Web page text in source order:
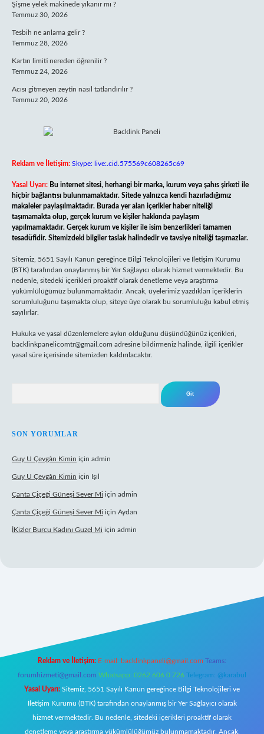
Şişme yelek makinede yıkanır mı ?
Temmuz 30, 2026
Tesbih ne anlama gelir ?
Temmuz 28, 2026
Kartın limiti nereden öğrenilir ?
Temmuz 24, 2026
Acısı gitmeyen zeytin nasıl tatlandırılır ?
Temmuz 20, 2026
Reklam ve İletişim: Skype: live:.cid.575569c608265c69
Yasal Uyarı: Bu internet sitesi, herhangi bir marka, kurum veya şahıs şirketi ile
hiçbir bağlantısı bulunmamaktadır. Sitede yalnızca kendi hazırladığımız
makaleler paylaşılmaktadır. Burada yer alan içerikler haber niteliği
taşımamakta olup, gerçek kurum ve kişiler hakkında paylaşım
yapılmamaktadır. Gerçek kurum ve kişiler ile isim benzerlikleri tamamen
tesadüfidir. Sitemizdeki bilgiler taslak halindedir ve tavsiye niteliği taşımazlar.
Sitemiz, 5651 Sayılı Kanun gereğince Bilgi Teknolojileri ve İletişim Kurumu
(BTK) tarafından onaylanmış bir Yer Sağlayıcı olarak hizmet vermektedir. Bu
nedenle, sitedeki içerikleri proaktif olarak denetleme veya araştırma
yükümlülüğümüz bulunmamaktadır. Ancak, üyelerimiz yazdıkları içeriklerin
sorumluluğunu taşımakta olup, siteye üye olarak bu sorumluluğu kabul etmiş
sayılırlar.
Hukuka ve yasal düzenlemelere aykırı olduğunu düşündüğünüz içerikleri,
backlinkpanelicomtr@gmail.com adresine bildirmeniz halinde, ilgili içerikler
yasal süre içerisinde sitemizden kaldırılacaktır.
SON YORUMLAR
Guy U Çevgân Kimin için admin
Guy U Çevgân Kimin için Işıl
Çanta Çiçeği Güneşi Sever Mi için admin
Çanta Çiçeği Güneşi Sever Mi için Aydan
İKizler Burcu Kadını Guzel Mi için admin
Reklam ve İletişim: E-mail: backlinkpaneli@gmail.com Teams:
forumhizmeti@gmail.com Whatsapp: 0262 606 0 726 Telegram: @karabul
Yasal Uyarı: Sitemiz, 5651 Sayılı Kanun gereğince Bilgi Teknolojileri ve
İletişim Kurumu (BTK) tarafından onaylanmış bir Yer Sağlayıcı olarak
hizmet vermektedir. Bu nedenle, sitedeki içerikleri proaktif olarak
denetleme veya araştırma yükümlülüğümüz bulunmamaktadır. Ancak,